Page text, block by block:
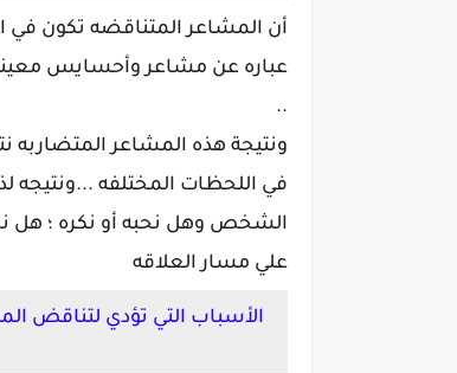
أن المشاعر المتناقضه تكون في
عباره عن مشاعر وأحسايس
..
ونتيجة هذه المشاعر المتضاربه
في اللحظات المختلفه ...ونتيجه
الشخص وهل نحبه أو نكره ؛ هل
علي مسار العلاقه
الأسباب التي تؤدي لتناقض